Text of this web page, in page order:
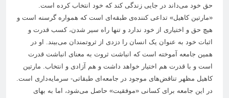
حق خود می‌داند در جایی زندگی کند که خود انتخاب کرده است.
«مارتین کاهیل» تداعی کننده‌ی طبقه‌ای است که همواره گرسنه است و
هیچ حق و اختیاری از خود ندارد و تنها راه سیر شدن، کسب قدرت و
اثبات خود به عنوان یک انسان را دزدی از ثروتمندان می‌بیند. او در
همین جامعه آموخته است که انباشت ثروت به معنای انباشت قدرت
است و با قدرت هم اختیار خواهد داشت و هم آزادی و انتخاب. مارتین
کاهیل مظهر تناقض‌های موجود در جامعه‌ای طبقاتی- سرمایه‌داری است.
در این جامعه برای کسانی «موفقیت» حاصل می‌شود، اما به بهای